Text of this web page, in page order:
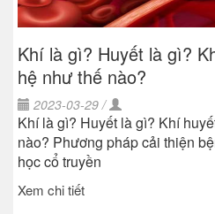
Khí là gì? Huyết là gì?
hệ như thế nào?
2023-03-29 /
Khí là gì? Huyết là gì? Khí
nào? Phương pháp cải thiện
học cổ truyền
Xem chi tiết